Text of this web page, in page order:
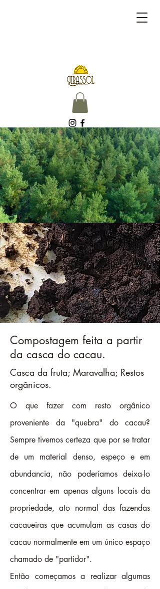
Compostagem feita a partir
da casca do cacau.
Casca da fruta; Maravalha; Restos
orgânicos.
O que fazer com resto orgânico
proveniente da "quebra" do cacau?
Sempre tivemos certeza que por se tratar
de um material denso, espeço e em
abundancia, não poderíamos deixa-lo
concentrar em apenas alguns locais da
propriedade, ato normal das fazendas
cacaueiras que acumulam as casas do
cacau normalmente em um único espaço
chamado de "partidor".
Então começamos a realizar algumas